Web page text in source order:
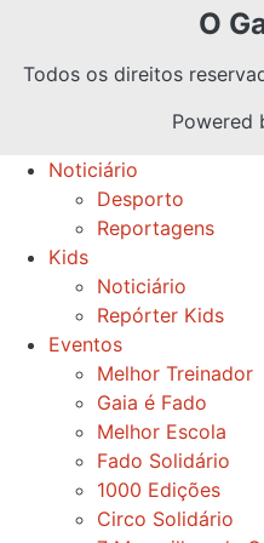
O
Todos os direitos
Powered
Noticiário
Desporto
Reportagens
Kids
Noticiário
Repórter Kids
Eventos
Melhor Treinador
Gaia é Fado
Melhor Escola
Fado Solidário
1000 Edições
Circo Solidário